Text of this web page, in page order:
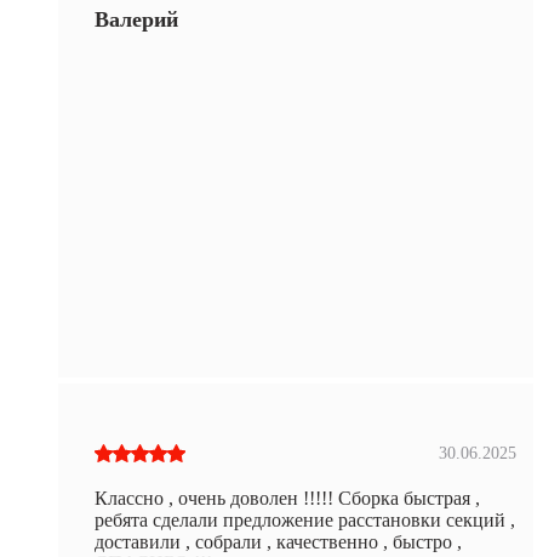
Валерий
30.06.2025
Классно , очень доволен !!!!! Сборка быстрая ,
ребята сделали предложение расстановки секций ,
доставили , собрали , качественно , быстро ,